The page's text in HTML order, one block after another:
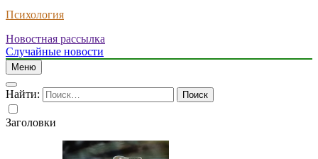
Психология
Новостная рассылка
Случайные новости
Меню
Найти:
Заголовки